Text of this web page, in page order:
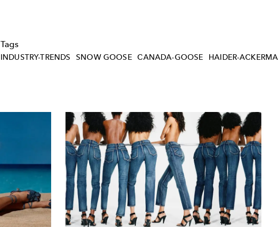
Tags
INDUSTRY-TRENDS SNOW GOOSE CANADA-GOOSE HAIDER-